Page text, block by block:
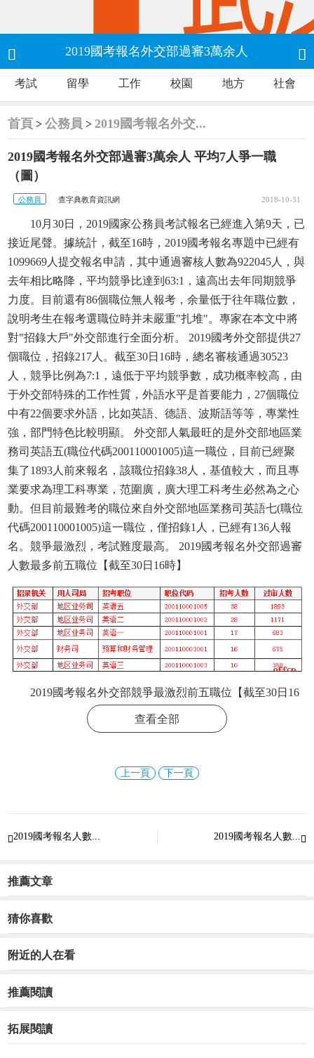
 2019國考報名外交部過審3萬余人
平均7人爭一職

考試 留學 工作 校園 地方 社會
首頁 >公務員 > 2019國考報名外交...
2019國考報名外交部過審3萬余人 平均7人爭一職
（圖）
公務員 查字典教育資訊網 2018-10-31
10月30日，2019國家公務員考試報名已經進入第9天，已
接近尾聲。據統計，截至16時，2019國考報名專題中已經有
1099669人提交報名申請，其中通過審核人數為922045人，與
去年相比略降，平均競爭比達到63:1，遠高出去年同期競爭
力度。目前還有86個職位無人報考，余量低于往年職位數，
說明考生在報考選職位時并未嚴重"扎堆"。專家在本文中將
對"招錄大戶"外交部進行全面分析。 2019國考外交部提供27
個職位，招錄217人。截至30日16時，總名審核通過30523
人，競爭比例為7:1，遠低于平均競爭數，成功概率較高，由
于外交部特殊的工作性質，外語水平是首要能力，27個職位
中有22個要求外語，比如英語、德語、波斯語等等，專業性
強，部門特色比較明顯。 外交部人氣最旺的是外交部地區業
務司英語五(職位代碼200110001005)這一職位，目前已經聚
集了1893人前來報名，該職位招錄38人，基值較大，而且專
業要求為理工科專業，范圍廣，廣大理工科考生必然為之心
動。但目前最難考的職位來自外交部地區業務司英語七(職位
代碼200110001005)這一職位，僅招錄1人，已經有136人報
名。競爭最激烈，考試難度最高。 2019國考報名外交部過審
人數最多前五職位【截至30日16時】
2019國考報名外交部競爭最激烈前五職位【截至30日16
新最新資訊!
查看全部
上一頁 下一頁
2019國考報名人數... 
2019國考報名人數...
推薦文章
猜你喜歡
附近的人在看
推薦閱讀
拓展閱讀